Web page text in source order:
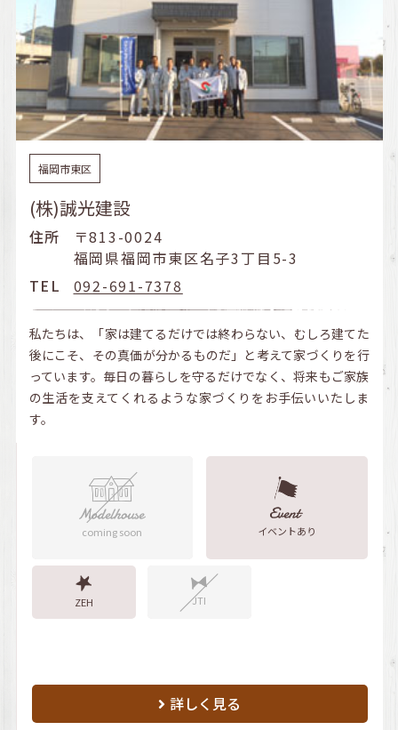
福岡市東区
(株)誠光建設
住所
〒813-0024
福岡県福岡市東区名子3丁目5-3
TEL
092-691-7378
私たちは、「家は建てるだけでは終わらない、むしろ建てた
後にこそ、その真価が分かるものだ」と考えて家づくりを行
っています。毎日の暮らしを守るだけでなく、将来もご家族
の生活を支えてくれるような家づくりをお手伝いいたしま
す。
coming soon イベントあり
ZEH JTI
詳しく見る